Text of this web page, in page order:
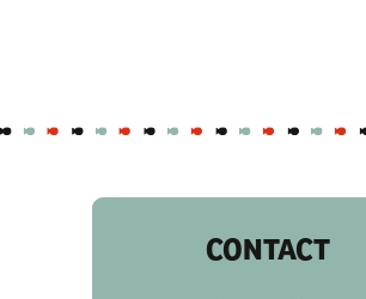
CONTACT